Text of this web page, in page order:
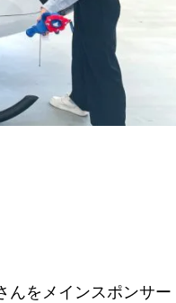
をメインスポンサー